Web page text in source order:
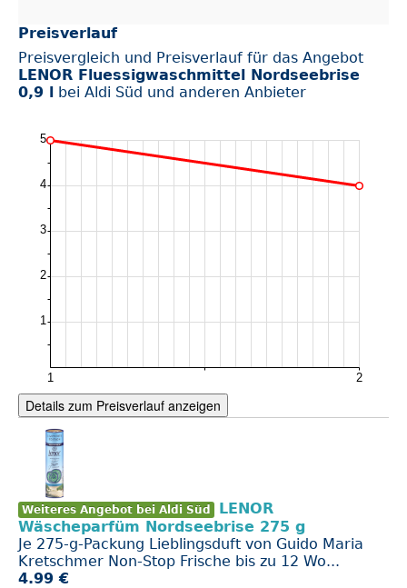
Preisverlauf
Preisvergleich und Preisverlauf für das Angebot
LENOR Fluessigwaschmittel Nordseebrise
0,9 l bei Aldi Süd und anderen Anbieter
Details zum Preisverlauf anzeigen
Weiteres Angebot bei Aldi Süd
LENOR
Wäscheparfüm Nordseebrise 275 g
Je 275-g-Packung Lieblingsduft von Guido Maria
Kretschmer Non-Stop Frische bis zu 12 Wo...
4.99 €